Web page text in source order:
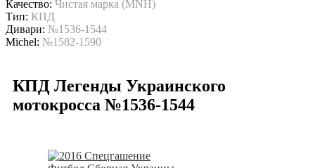
Качество: Чистая марка (MNH)
Тип: КПД
Дивари: №1536-1544
Michel: №1582-1590
КПД Легенды Украинского
мотокросса №1536-1544